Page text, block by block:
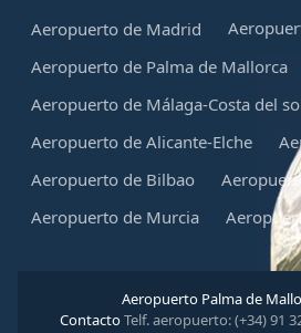
Aeropuerto de Madrid
Aeropuerto de Palma de Mallorca
Aeropuerto de Málaga-Costa del
Aeropuerto de Alicante-Elche
Aeropuerto de Bilbao
Aeropuerto de Murcia
Aeropuerto Palma de
ContactoTelf. aeropuerto: (+34) 91